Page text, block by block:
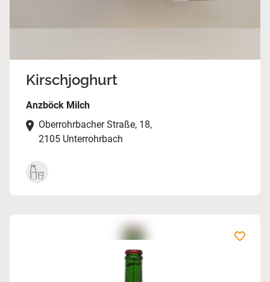
Kirschjoghurt
Anzböck Milch
Oberrohrbacher Straße, 18,
2105 Unterrohrbach